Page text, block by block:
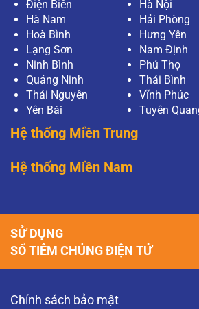
Điện Biên
Hà Nội
Hà Nam
Hải Phòng
Hoà Bình
Hưng Yên
Lạng Sơn
Nam Định
Ninh Bình
Phú Thọ
Quảng Ninh
Thái Bình
Thái Nguyên
Vĩnh Phúc
Yên Bái
Tuyên
Hệ thống Miền Trung
Hệ thống Miền Nam
Chính sách bảo mật
SỬ DỤNG
SỔ TIÊM CHỦNG ĐIỆN TỬ